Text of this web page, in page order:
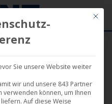
geht´s gut
Mit
Sie unsere Website weiter
wir und unsere 843 Partner
können, um Ihnen
Auf diese Weise